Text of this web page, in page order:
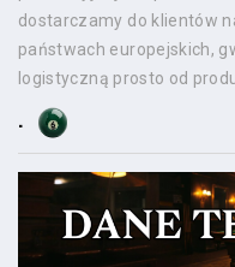
dostarczamy do klientów
państwach europejskich,
logistyczną prosto od
.